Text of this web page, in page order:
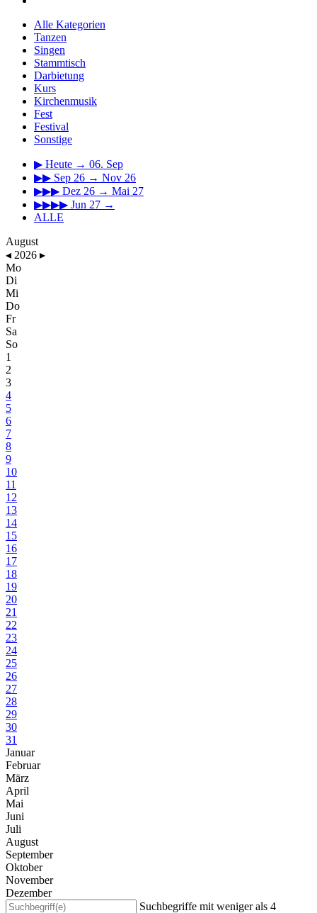
Alle Kategorien
Tanzen
Singen
Stammtisch
Darbietung
Kurs
Kirchenmusik
Fest
Festival
Sonstige
▶ Heute → 06. Sep
▶▶ Sep 26 → Nov 26
▶▶▶ Dez 26 → Mai 27
▶▶▶▶ Jun 27 →
ALLE
August
◂ 2026 ▸
Mo
Di
Mi
Do
Fr
Sa
So
1
2
3
4
5
6
7
8
9
10
11
12
13
14
15
16
17
18
19
20
21
22
23
24
25
26
27
28
29
30
31
Januar
Februar
März
April
Mai
Juni
Juli
August
September
Oktober
November
Dezember
Suchbegriffe mit weniger als 4